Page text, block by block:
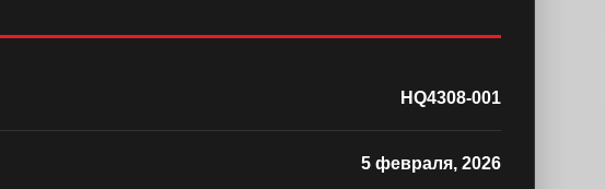
HQ4308-001
5 февраля, 2026